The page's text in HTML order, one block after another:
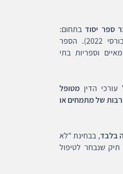
ספר יסודבתחום:
"רשלנות רפואית" (הוצאת בורסי 2022). הספר
וספריות בתי
הדין מטופל
של מתמחים או
בלבד, בבחינת "לא
שנבחר לטיפול